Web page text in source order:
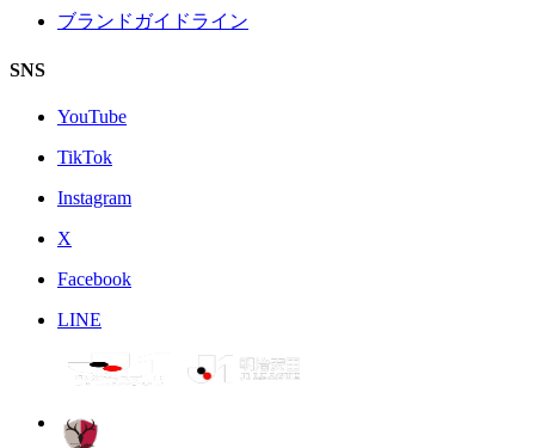
ブランドガイドライン
SNS
YouTube
TikTok
Instagram
X
Facebook
LINE